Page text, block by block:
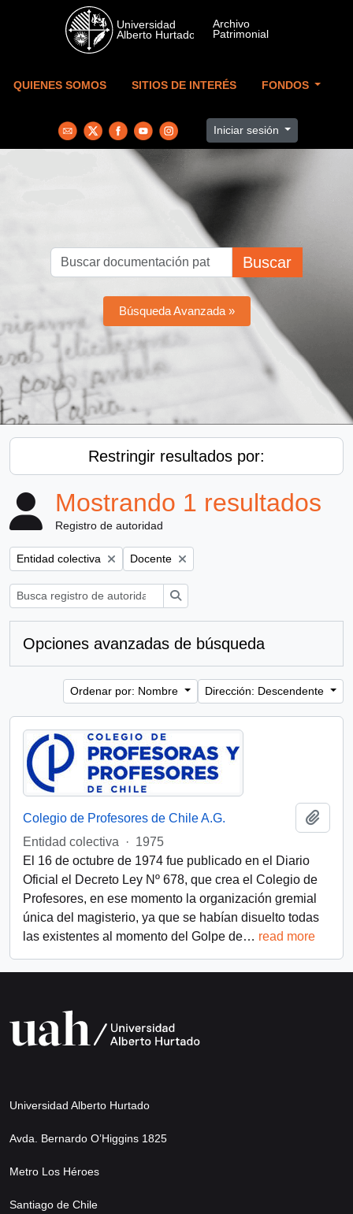
Skip to main content
QUIENES SOMOS SITIOS DE INTERÉS FONDOS
Iniciar sesión
Buscar
Búsqueda Avanzada »
Restringir resultados por:
Mostrando 1 resultados
Registro de autoridad
Remove filter:
Entidad colectiva Remove filter:
Docente
Opciones avanzadas de búsqueda
Ordenar por: Nombre Dirección: Descendente
Colegio de Profesores de Chile A.G.
Entidad colectiva
· 1975
El 16 de octubre de 1974 fue publicado en el Diario
Oficial el Decreto Ley Nº 678, que crea el Colegio de
Profesores, en ese momento la organización gremial
única del magisterio, ya que se habían disuelto todas
las existentes al momento del Golpe de… read more
Universidad Alberto Hurtado
Avda. Bernardo O’Higgins 1825
Metro Los Héroes
Santiago de Chile